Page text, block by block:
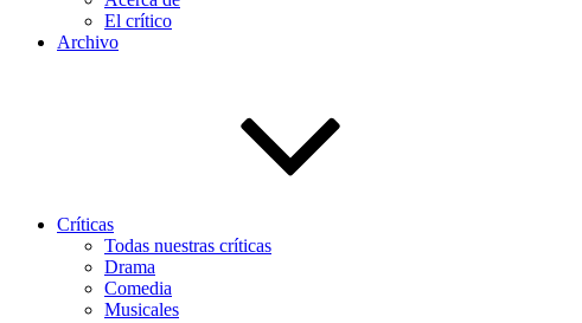
El crítico
Archivo
Críticas
Todas nuestras críticas
Drama
Comedia
Musicales